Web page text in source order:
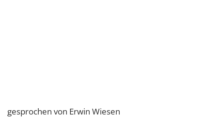
gesprochen von Erwin Wiesen